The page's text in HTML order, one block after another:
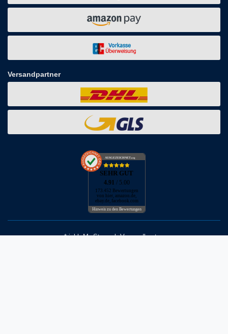
Versandpartner
AUSGEZEICHNET.org
SEHR GUT
4.91 / 5.00
173.452 Bewertungen
von hier, amazon.de,
ebay.de, facebook.com
Hinweis zu den Bewertungen
* inkl. MwSt. zzgl. Versandkosten